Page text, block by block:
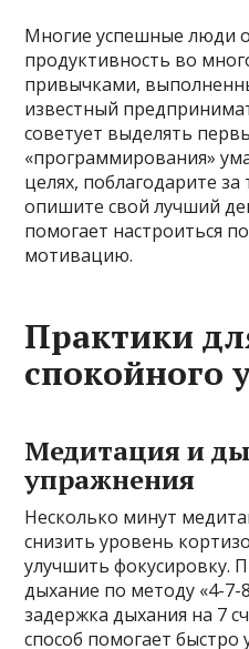
Многие успешные люди
продуктивность во
привычками,
известный
советует выделять
«программирования»
целях, поблагодарите за
опишите свой лучший
помогает настроиться
мотивацию.
Практики
спокойного
Медитация и
упражнения
Несколько минут
снизить уровень
улучшить фокусировку.
дыхание по методу «4-7-
задержка дыхания на 7
способ помогает быстро